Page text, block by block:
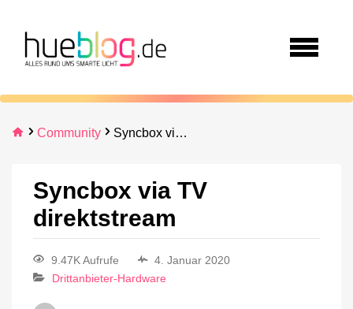
Community Syncbox via TV direktstream
Syncbox via TV
direktstream
9.47K Aufrufe
4. Januar 2020
Drittanbieter-Hardware